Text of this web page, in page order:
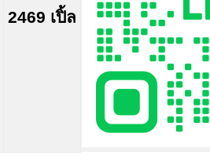
2469 เปิ้ล